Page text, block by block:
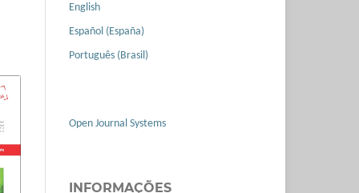
English
Español (España)
Português (Brasil)
Open Journal Systems
INFORMAÇÕES